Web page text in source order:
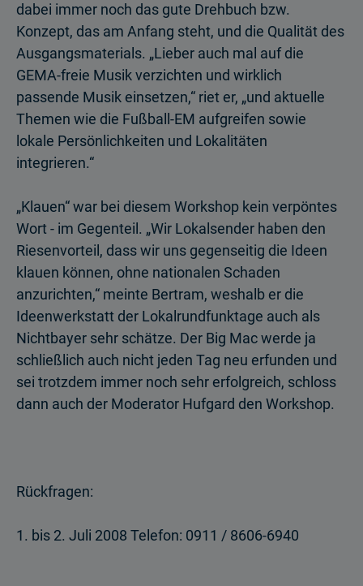
dabei immer noch das gute Drehbuch bzw.
Konzept, das am Anfang steht, und die Qualität des
Ausgangsmaterials. „Lieber auch mal auf die
GEMA-freie Musik verzichten und wirklich
passende Musik einsetzen,“ riet er, „und aktuelle
Themen wie die Fußball-EM aufgreifen sowie
lokale Persönlichkeiten und Lokalitäten
integrieren.“
„Klauen“ war bei diesem Workshop kein verpöntes
Wort - im Gegenteil. „Wir Lokalsender haben den
Riesenvorteil, dass wir uns gegenseitig die Ideen
klauen können, ohne nationalen Schaden
anzurichten,“ meinte Bertram, weshalb er die
Ideenwerkstatt der Lokalrundfunktage auch als
Nichtbayer sehr schätze. Der Big Mac werde ja
schließlich auch nicht jeden Tag neu erfunden und
sei trotzdem immer noch sehr erfolgreich, schloss
dann auch der Moderator Hufgard den Workshop.
Rückfragen:
1. bis 2. Juli 2008 Telefon: 0911 / 8606-6940